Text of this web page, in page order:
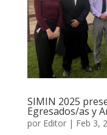
SIMIN 2025
Egresados/as y
por Editor| Feb 3,